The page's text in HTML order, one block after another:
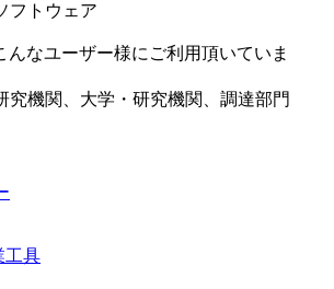
フトウェア
んなユーザー様にご利用頂いていま
究機関、大学・研究機関、調達部門
工具